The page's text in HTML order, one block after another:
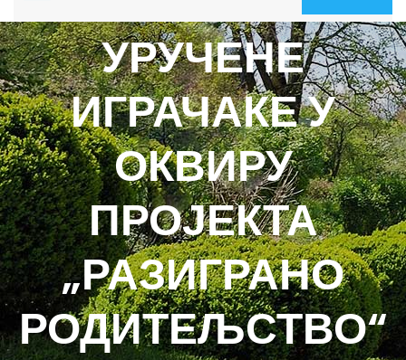
УРУЧЕНЕ
ИГРАЧАКЕ У
ОКВИРУ
ПРОЈЕКТА
„РАЗИГРАНО
РОДИТЕЉСТВО“